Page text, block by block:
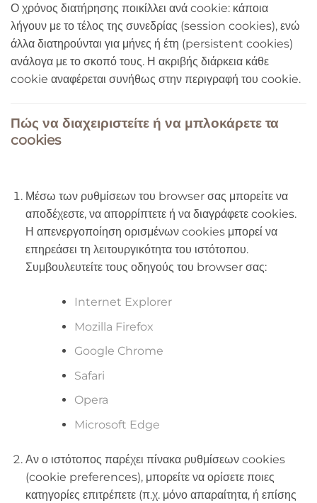
Ο χρόνος διατήρησης ποικίλλει ανά cookie: κάποια
λήγουν με το τέλος της συνεδρίας (session cookies), ενώ
άλλα διατηρούνται για μήνες ή έτη (persistent cookies)
ανάλογα με το σκοπό τους. Η ακριβής διάρκεια κάθε
cookie αναφέρεται συνήθως στην περιγραφή του cookie.
Πώς να διαχειριστείτε ή να μπλοκάρετε τα
cookies
Μέσω των ρυθμίσεων του browser σας μπορείτε να
αποδέχεστε, να απορρίπτετε ή να διαγράφετε cookies.
Η απενεργοποίηση ορισμένων cookies μπορεί να
επηρεάσει τη λειτουργικότητα του ιστότοπου.
Συμβουλευτείτε τους οδηγούς του browser σας:
Internet Explorer
Mozilla Firefox
Google Chrome
Safari
Opera
Microsoft Edge
Αν ο ιστότοπος παρέχει πίνακα ρυθμίσεων cookies
(cookie preferences), μπορείτε να ορίσετε ποιες
κατηγορίες επιτρέπετε (π.χ. μόνο απαραίτητα, ή επίσης